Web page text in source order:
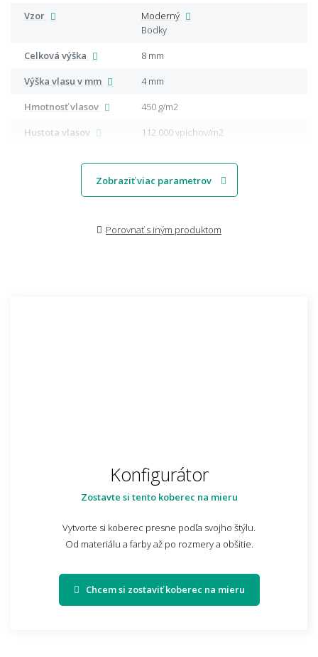
Vzor
Moderný
Bodky
Celková výška
8 mm
Výška vlasu v mm
4 mm
Hmotnosť vlasov
450 g/m2
Hustota vlasov
112 000 vpichov/m2
Zobraziť viac parametrov
Porovnať s iným produktom
Konfigurátor
Zostavte si tento koberec na mieru
Vytvorte si koberec presne podľa svojho štýlu.
Od materiálu a farby až po rozmery a obšitie.
Chcem si zostaviť koberec na mieru